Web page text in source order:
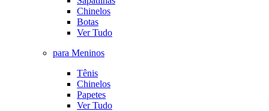
Chinelos
Botas
Ver Tudo
para Meninos
Tênis
Chinelos
Papetes
Ver Tudo